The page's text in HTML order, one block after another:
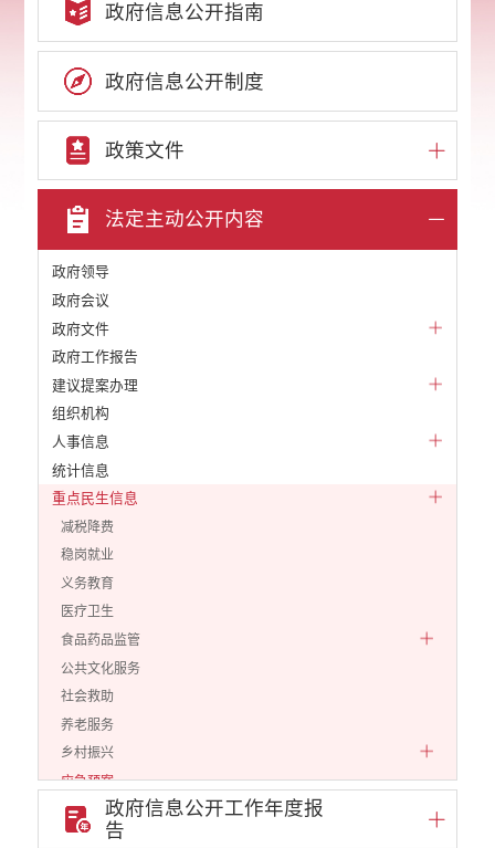
政府信息公开指南
政府信息公开制度
政策文件
法定主动公开内容
政府领导
政府会议
政府文件
政府工作报告
建议提案办理
组织机构
人事信息
统计信息
重点民生信息
减税降费
稳岗就业
义务教育
医疗卫生
食品药品监管
公共文化服务
社会救助
养老服务
乡村振兴
应急预案
生态环境
涉农补贴
政府信息公开工作年度报
告